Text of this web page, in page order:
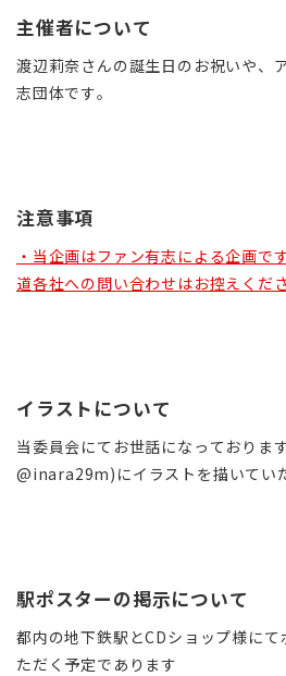
主催者について
渡辺莉奈さんの誕生日のお祝いや、
志団体です。
注意事項
・当企画はファン有志による企画で
道各社への問い合わせはお控えくだ
イラストについて
当委員会にてお世話になっておりま
@inara29m)にイラストを描いてい
駅ポスターの掲示について
都内の地下鉄駅とCDショップ様に
ただく予定であります